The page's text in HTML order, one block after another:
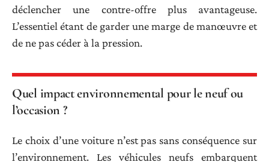
déclencher une contre-offre plus avantageuse.
L’essentiel étant de garder une marge de manœuvre et
de ne pas céder à la pression.
Quel impact environnemental pour le neuf ou
l’occasion ?
Le choix d’une voiture n’est pas sans conséquence sur
l’environnement. Les véhicules neufs embarquent